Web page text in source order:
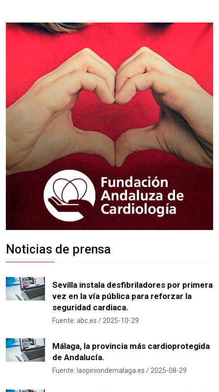
Noticias de prensa
Sevilla instala desfibriladores por primera
vez en la vía pública para reforzar la
seguridad cardiaca.
Fuente: abc.es / 2025-10-29
Málaga, la provincia más cardioprotegida
de Andalucía.
Fuente: laopiniondemalaga.es / 2025-08-29